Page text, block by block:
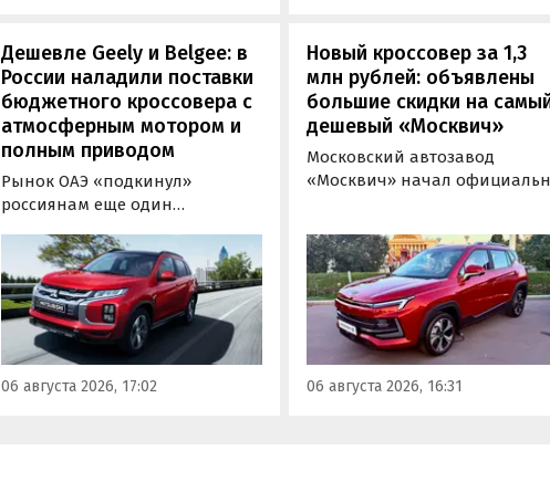
Дешевле Geely и Belgee: в
России наладили поставки
бюджетного кроссовера с
атмосферным мотором и
полным приводом
Рынок ОАЭ «подкинул»
россиянам еще один
продавался в России
официально. Речь о Mitsubishi
ASX: у дилеров в Эмиратах он
стоит примерно от 1 600 000
рублей по текущему курсу, а у
нас с учетом всех расходов
цены на него стартуют от 2 251
06 августа 2026, 17:02
Новый кроссовер за 1,3
млн рублей: объявлены
большие скидки на
дешевый «Москвич»
Московский автозавод
«Москвич» начал
прямой выгодой в размере
тыс. рублей. Получить такую
скидку можно при покупке
нового автомобиля 2025 или
2026 года выпуска в период
по 31 августа, сообщили в
пресс-службе компании.
06 августа 2026, 16:31